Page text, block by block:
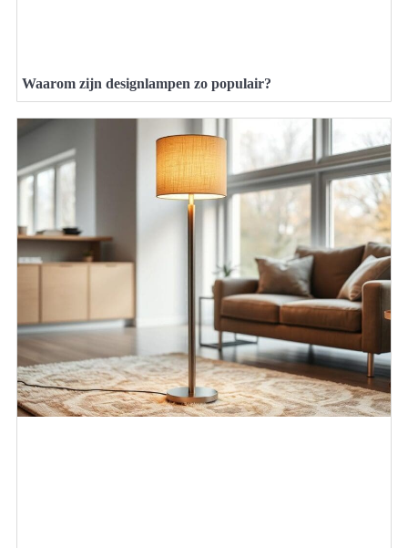
Waarom zijn designlampen zo populair?